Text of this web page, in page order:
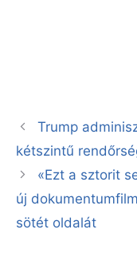
Trump
kétszintű
«Ezt a sztorit
új
sötét oldalát